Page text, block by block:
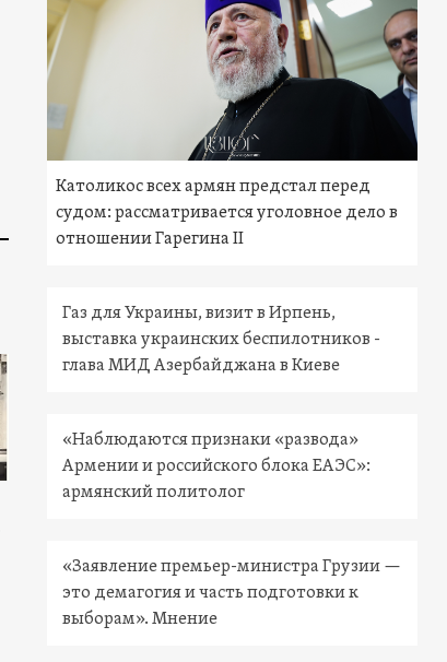
Католикос всех армян предстал перед
судом: рассматривается уголовное дело в
отношении Гарегина II
Газ для Украины, визит в Ирпень,
выставка украинских беспилотников -
глава МИД Азербайджана в Киеве
«Наблюдаются признаки «развода»
Армении и российского блока ЕАЭС»:
армянский политолог
«Заявление премьер-министра Грузии —
это демагогия и часть подготовки к
выборам». Мнение